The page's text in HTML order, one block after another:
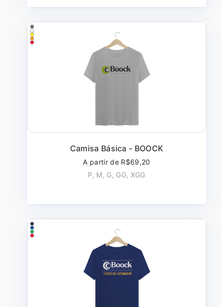
Camisa Básica - BOOCK
A partir de R$69,20
P, M, G, GG, XGG